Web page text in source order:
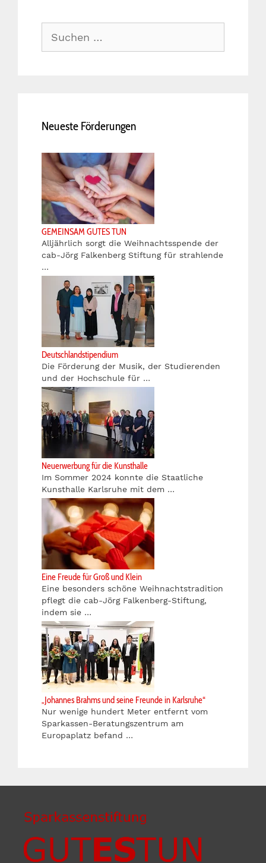
nach:
Neueste Förderungen
GEMEINSAM GUTES TUN
Alljährlich sorgt die Weihnachtsspende der
cab-Jörg Falkenberg Stiftung für strahlende
…
Deutschlandstipendium
Die Förderung der Musik, der Studierenden
und der Hochschule für …
Neuerwerbung für die Kunsthalle
Im Sommer 2024 konnte die Staatliche
Kunsthalle Karlsruhe mit dem …
Eine Freude für Groß und Klein
Eine besonders schöne Weihnachtstradition
pflegt die cab-Jörg Falkenberg-Stiftung,
indem sie …
„Johannes Brahms und seine Freunde in Karlsruhe“
Nur wenige hundert Meter entfernt vom
Sparkassen-Beratungszentrum am
Europaplatz befand …